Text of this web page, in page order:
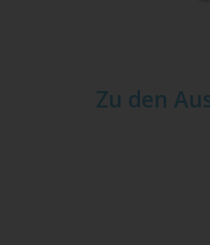
Zu den